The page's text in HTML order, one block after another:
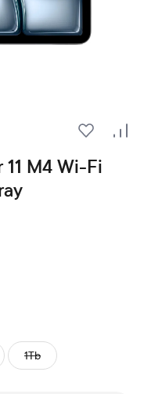
В
M4 Wi-Fi
1Tb